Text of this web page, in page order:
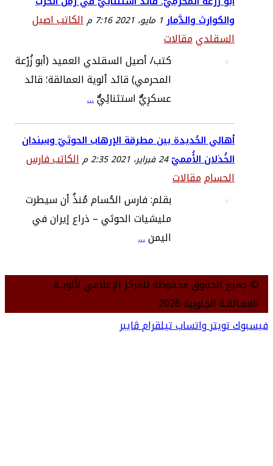
والكوارث والدَّمار1 مايو، 2021 7:16 م
الكاتب اصيل
السقلديمقالات
كتب/ أصيل السقلدي العميد (أبو زُرْعة
المحرمي) قائد ألوية العمالقة؛ قائد
عسكرِيٌّ استثنائِيٌّ…
أهالي الحُديدة بين مطرقة الإرهاب الحوثيّ وسِندان
الخُذلان الأُمميّ 24 فبراير، 2021 2:35 م
الكاتب فارس
الحساممقالات
بقلم: فارس الحُسام مُنذُ أن سيطرت
مليشيات الحوثي – ذراع إيران في
اليمن…
© جميع الحقوق محفوظة للمركز الإعلامي لألويــة
العمـالقـة الجنوبية 2026
فيسبوكتويترواتسابتيلقرامڤايبر